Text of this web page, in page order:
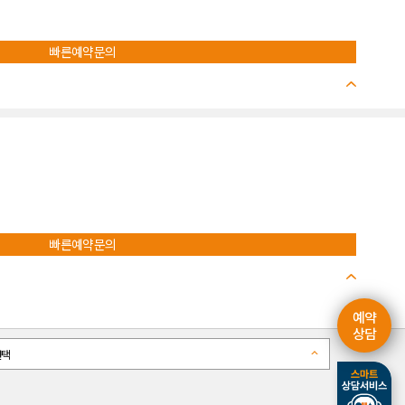
빠른예약문의
빠른예약문의
예약
상담